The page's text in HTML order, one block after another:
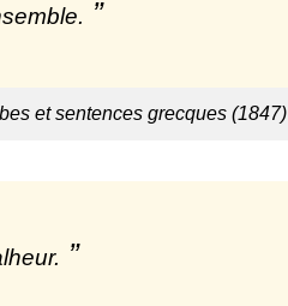
et sentences grecques (1847)